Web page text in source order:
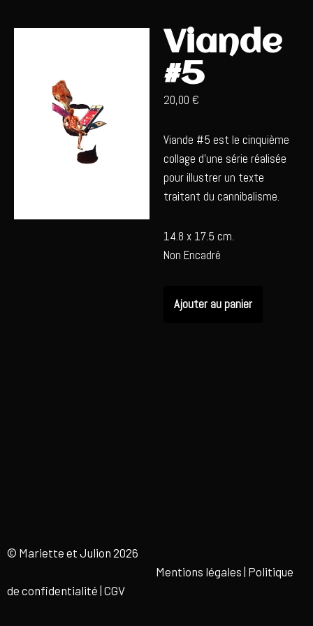
Viande
#5
20,00 €
Viande #5 est le cinquième
collage d’une série réalisée
pour illustrer un texte
traitant du cannibalisme.
14.8 x 17.5 cm.
Non Encadré
Ajouter au panier
© Mariette et Julion 2026
Mentions légales | Politique
de confidentialité CGV